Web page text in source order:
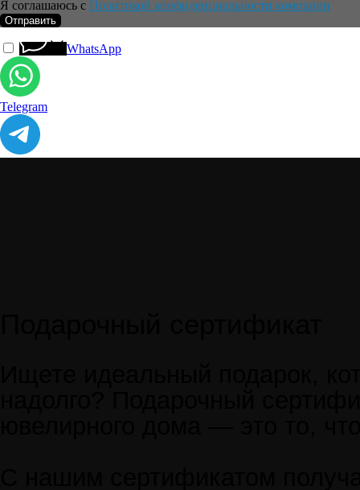
Я соглашаюсь с Политикой конфиденциальности компании
Отправить
WhatsApp
Telegram